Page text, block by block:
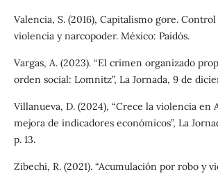
Valencia, S. (2016), Capitalismo gore.
violencia y narcopoder. México: Paidós.
Vargas, A. (2023). “El crimen organizado
orden social: Lomnitz”, La Jornada, 9 de
Villanueva, D. (2024), “Crece la violencia en
mejora de indicadores económicos”, La
p. 13.
Zibechi, R. (2021). “Acumulación por robo y